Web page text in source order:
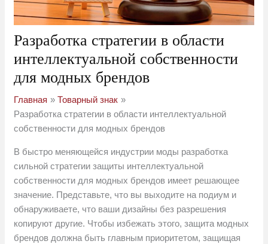
Разработка стратегии в области
интеллектуальной собственности
для модных брендов
Главная
Товарный знак
Разработка стратегии в области интеллектуальной
собственности для модных брендов
В быстро меняющейся индустрии моды разработка
сильной стратегии защиты интеллектуальной
собственности для модных брендов имеет решающее
значение. Представьте, что вы выходите на подиум и
обнаруживаете, что ваши дизайны без разрешения
копируют другие. Чтобы избежать этого, защита модных
брендов должна быть главным приоритетом, защищая